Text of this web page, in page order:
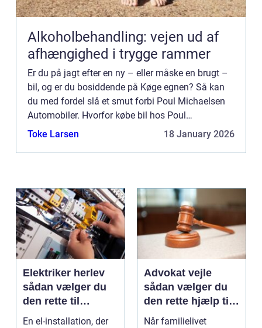
Alkoholbehandling: vejen ud af
afhængighed i trygge rammer
Er du på jagt efter en ny – eller måske en brugt –
bil, og er du bosiddende på Køge egnen? Så kan
du med fordel slå et smut forbi Poul Michaelsen
Automobiler. Hvorfor købe bil hos Poul
Michaelse...
Toke Larsen 18 January 2026
Elektriker herlev
sådan vælger du
den rette til
opgaven
En el-installation, der
Advokat vejle
sådan vælger du
den rette hjælp til
familien
Når familielivet